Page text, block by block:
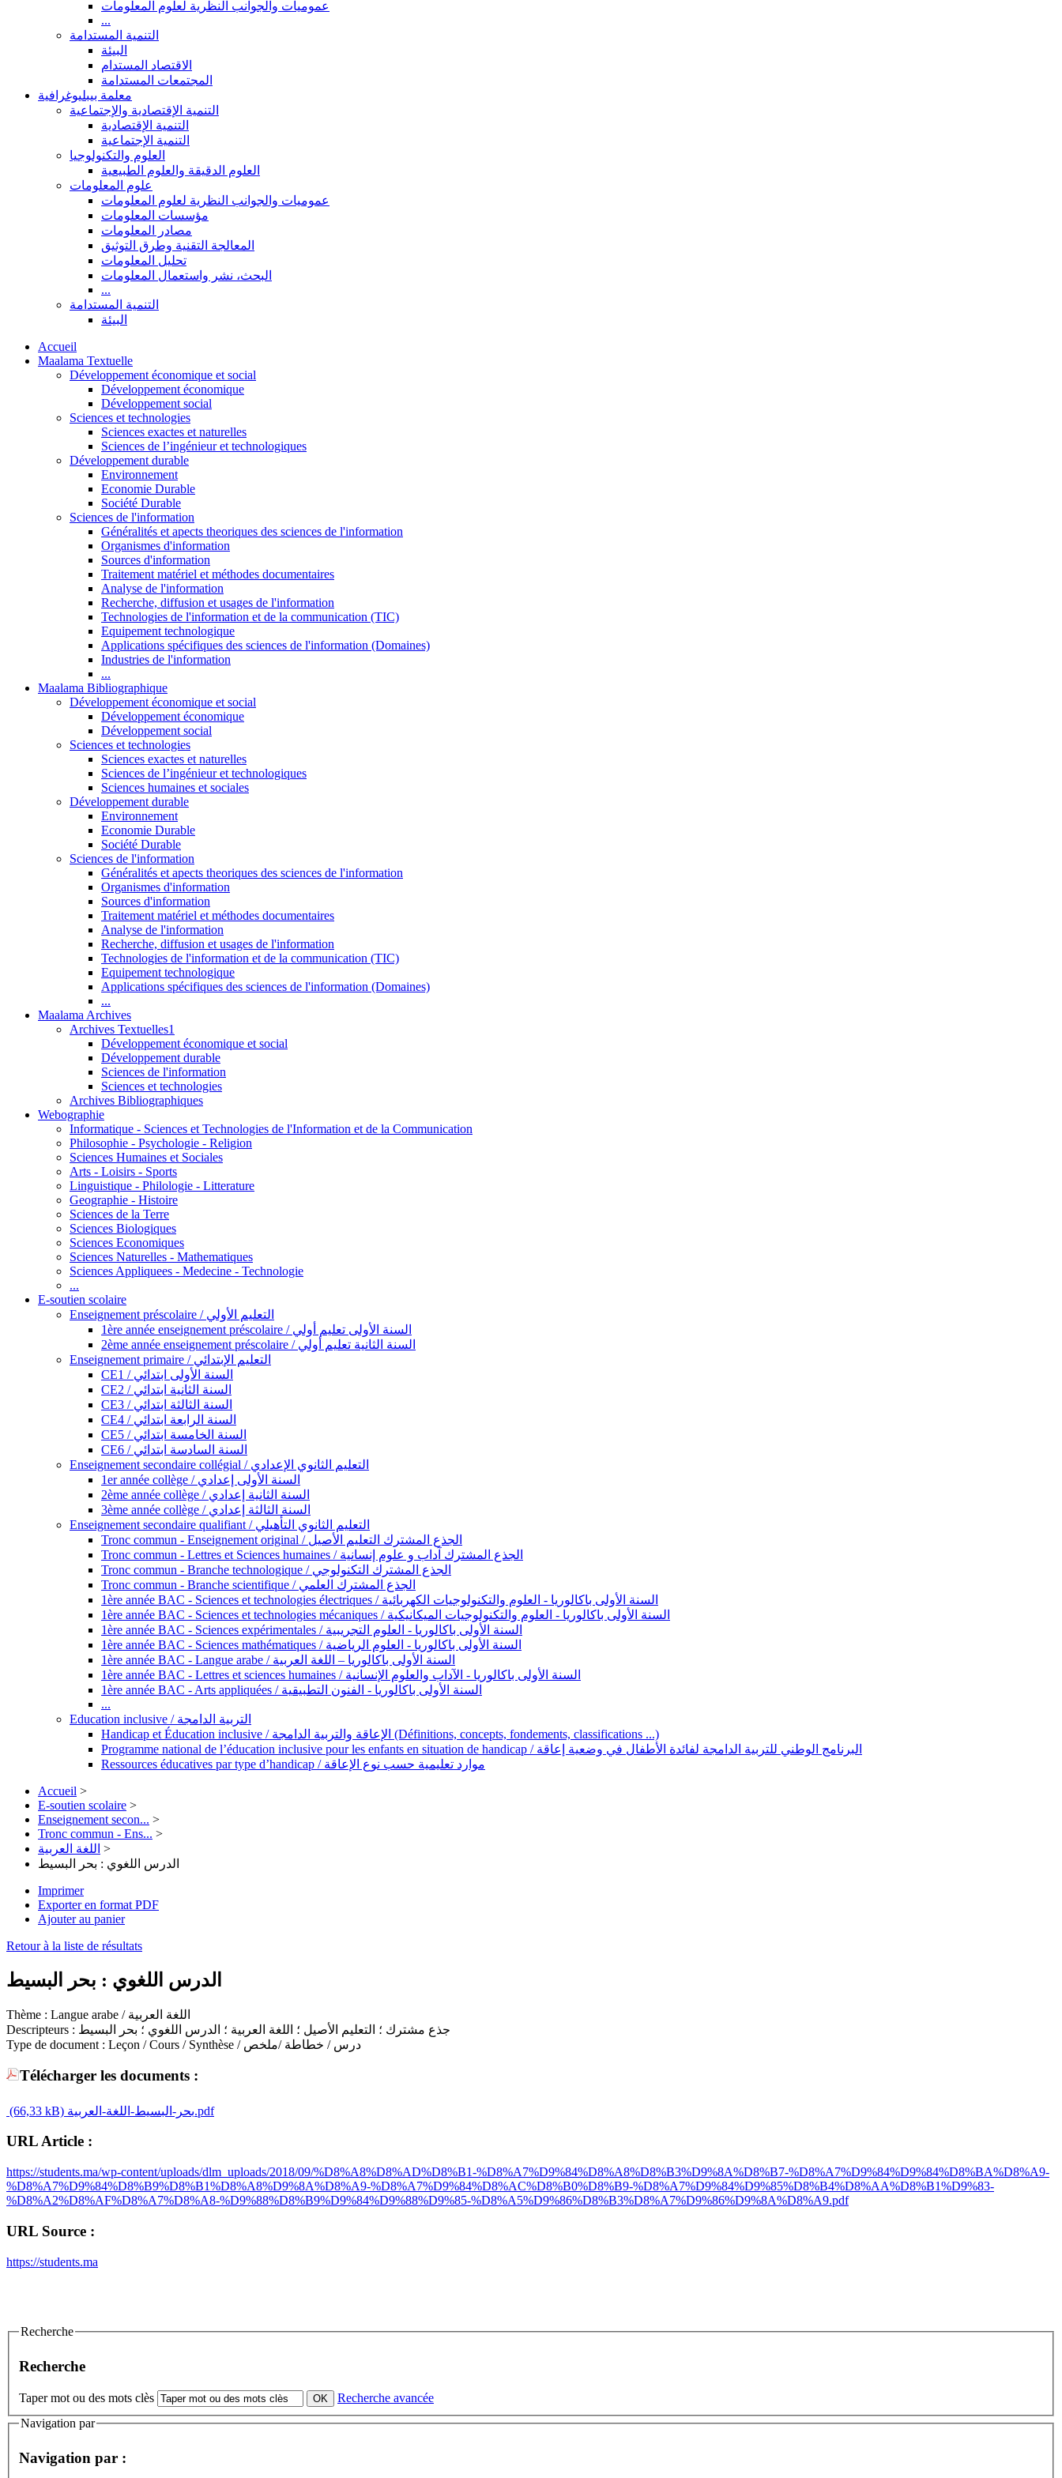
عموميات والجوانب النظرية لعلوم المعلومات
...
التنمية المستدامة
البيئة
الاقتصاد المستدام
المجتمعات المستدامة
معلمة بيبليوغرافية
التنمية الإقتصادية والإجتماعية
التنمية الإقتصادية
التنمية الإجتماعية
العلوم والتكنولوجيا
العلوم الدقيقة والعلوم الطبيعية
علوم المعلومات
عموميات والجوانب النظرية لعلوم المعلومات
مؤسسات المعلومات
مصادر المعلومات
المعالجة التقنية وطرق التوثيق
تحليل المعلومات
البحث، نشر واستعمال المعلومات
...
التنمية المستدامة
البيئة
Accueil
Maalama Textuelle
Développement économique et social
Développement économique
Développement social
Sciences et technologies
Sciences exactes et naturelles
Sciences de l’ingénieur et technologiques
Développement durable
Environnement
Economie Durable
Société Durable
Sciences de l'information
Généralités et apects theoriques des sciences de l'information
Organismes d'information
Sources d'information
Traitement matériel et méthodes documentaires
Analyse de l'information
Recherche, diffusion et usages de l'information
Technologies de l'information et de la communication (TIC)
Equipement technologique
Applications spécifiques des sciences de l'information (Domaines)
Industries de l'information
...
Maalama Bibliographique
Développement économique et social
Développement économique
Développement social
Sciences et technologies
Sciences exactes et naturelles
Sciences de l’ingénieur et technologiques
Sciences humaines et sociales
Développement durable
Environnement
Economie Durable
Société Durable
Sciences de l'information
Généralités et apects theoriques des sciences de l'information
Organismes d'information
Sources d'information
Traitement matériel et méthodes documentaires
Analyse de l'information
Recherche, diffusion et usages de l'information
Technologies de l'information et de la communication (TIC)
Equipement technologique
Applications spécifiques des sciences de l'information (Domaines)
...
Maalama Archives
Archives Textuelles1
Développement économique et social
Développement durable
Sciences de l'information
Sciences et technologies
Archives Bibliographiques
Webographie
Informatique - Sciences et Technologies de l'Information et de la Communication
Philosophie - Psychologie - Religion
Sciences Humaines et Sociales
Arts - Loisirs - Sports
Linguistique - Philologie - Litterature
Geographie - Histoire
Sciences de la Terre
Sciences Biologiques
Sciences Economiques
Sciences Naturelles - Mathematiques
Sciences Appliquees - Medecine - Technologie
...
E-soutien scolaire
Enseignement préscolaire / التعليم الأولي
1ère année enseignement préscolaire / السنة الأولى تعليم أولي
2ème année enseignement préscolaire / السنة الثانية تعليم أولي
Enseignement primaire / التعليم الإبتدائي
CE1 / السنة الأولى ابتدائي
CE2 / السنة الثانية ابتدائي
CE3 / السنة الثالثة ابتدائي
CE4 / السنة الرابعة ابتدائي
CE5 / السنة الخامسة ابتدائي
CE6 / السنة السادسة ابتدائي
Enseignement secondaire collégial / التعليم الثانوي الإعدادي
1er année collège / السنة الأولى إعدادي
2ème année collège / السنة الثانية إعدادي
3ème année collège / السنة الثالثة إعدادي
Enseignement secondaire qualifiant / التعليم الثانوي التأهيلي
Tronc commun - Enseignement original / الجذع المشترك التعليم الأصيل
Tronc commun - Lettres et Sciences humaines / الجذع المشترك آداب و علوم إنسانية
Tronc commun - Branche technologique / الجذع المشترك التكنولوجي
Tronc commun - Branche scientifique / الجذع المشترك العلمي
1ère année BAC - Sciences et technologies électriques / السنة الأولى باكالوريا - العلوم والتكنولوجيات الكهربائية
1ère année BAC - Sciences et technologies mécaniques / السنة الأولى باكالوريا - العلوم والتكنولوجيات الميكانيكية
1ère année BAC - Sciences expérimentales / السنة الأولى باكالوريا - العلوم التجريبية
1ère année BAC - Sciences mathématiques / السنة الأولى باكالوريا - العلوم الرياضية
1ère année BAC - Langue arabe / السنة الأولى باكالوريا – اللغة العربية
1ère année BAC - Lettres et sciences humaines / السنة الأولى باكالوريا - الآداب والعلوم الإنسانية
1ère année BAC - Arts appliquées / السنة الأولى باكالوريا - الفنون التطبيقية
...
Education inclusive / التربية الدامجة
Handicap et Éducation inclusive / الإعاقة والتربية الدامجة (Définitions, concepts, fondements, classifications ...)
Programme national de l’éducation inclusive pour les enfants en situation de handicap / البرنامج الوطني للتربية الدامجة لفائدة الأطفال في وضعية إعاقة
Ressources éducatives par type d’handicap / موارد تعليمية حسب نوع الإعاقة
Accueil >
E-soutien scolaire >
Enseignement secon... >
Tronc commun - Ens... >
اللغة العربية >
الدرس اللغوي : بحر البسيط
Imprimer
Exporter en format PDF
Ajouter au panier
Retour à la liste de résultats
الدرس اللغوي : بحر البسيط
Thème :
Langue arabe / اللغة العربية
Descripteurs : جذع مشترك ؛ التعليم الأصيل ؛ اللغة العربية ؛ الدرس اللغوي ؛ بحر البسيط
Type de document :
Leçon / Cours / Synthèse / درس / خطاطة /ملخص
Télécharger les documents :
(66,33 kB) بحر-البسيط-اللغة-العربية.pdf
URL Article :
https://students.ma/wp-content/uploads/dlm_uploads/2018/09/%D8%A8%D8%AD%D8%B1-%D8%A7%D9%84%D8%A8%D8%B3%D9%8A%D8%B7-%D8%A7%D9%84%D9%84%D8%BA%D8%A9-
%D8%A7%D9%84%D8%B9%D8%B1%D8%A8%D9%8A%D8%A9-%D8%A7%D9%84%D8%AC%D8%B0%D8%B9-%D8%A7%D9%84%D9%85%D8%B4%D8%AA%D8%B1%D9%83-
%D8%A2%D8%AF%D8%A7%D8%A8-%D9%88%D8%B9%D9%84%D9%88%D9%85-%D8%A5%D9%86%D8%B3%D8%A7%D9%86%D9%8A%D8%A9.pdf
URL Source :
https://students.ma
Recherche
Recherche
Taper mot ou des mots clès
Recherche avancée
Navigation par
Navigation par :